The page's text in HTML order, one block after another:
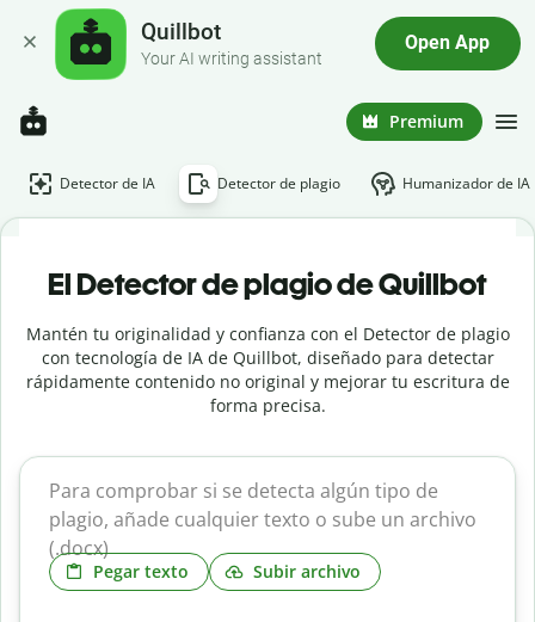
Quillbot
Your AI writing assistant
Open App
Premium
Detector de IA Detector de plagio Humanizador de IA
El Detector de plagio de Quillbot
Mantén tu originalidad y confianza con el Detector de plagio
con tecnología de IA de Quillbot, diseñado para detectar
rápidamente contenido no original y mejorar tu escritura de
forma precisa.
Pegar texto Subir archivo